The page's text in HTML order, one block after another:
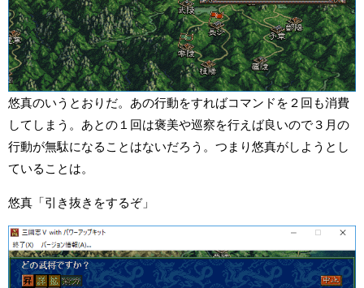
悠真のいうとおりだ。あの行動をすればコマンドを２回も消費
してしまう。あとの１回は褒美や巡察を行えば良いので３月の
行動が無駄になることはないだろう。つまり悠真がしようとし
ていることは。
悠真「引き抜きをするぞ」